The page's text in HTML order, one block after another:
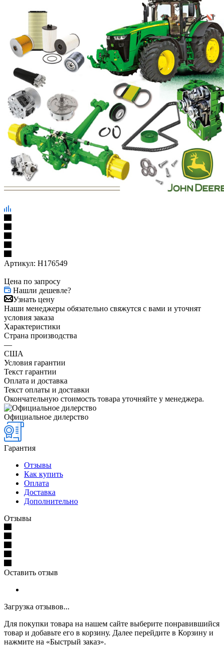
Артикул: H176549
Цена по запросу
Нашли дешевле?
Узнать цену
Наши менеджеры обязательно свяжутся с вами и уточнят
условия заказа
Характеристики
Страна производства
—
США
Условия гарантии
Текст гарантии
Оплата и доставка
Текст оплаты и доставки
Окончательную стоимость товара уточняйте у менеджера.
Официальное дилерство
Гарантия
Отзывы
Как купить
Оплата
Доставка
Дополнительно
Отзывы
Оставить отзыв
Загрузка отзывов...
Для покупки товара на нашем сайте выберите понравившийся
товар и добавьте его в корзину. Далее перейдите в Корзину и
нажмите на «Быстрый заказ».